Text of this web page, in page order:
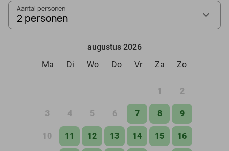
Aantal personen:
2 personen
augustus 2026
Ma
Di Wo Do Vr Za Zo
1 2
3 4 5 6 7 8 9
10 11 12 13 14 15 16